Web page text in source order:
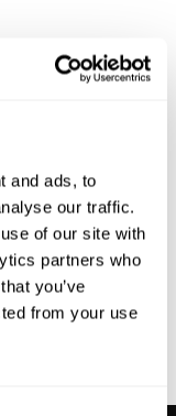
and ads, to
our traffic.
of our site with
partners who
you’ve
from your use